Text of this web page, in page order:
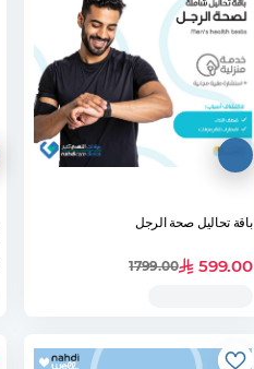
باقة تحاليل صحة الرجل
599.00
1799.00